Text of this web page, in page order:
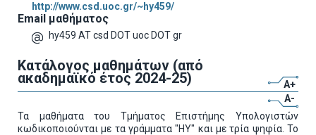
http://www.csd.uoc.gr/~hy459/
Email μαθήματος
hy459 AT csd DOT uoc DOT gr
Κατάλογος μαθημάτων (από
ακαδημαϊκό έτος 2024-25)
A+
A-
Τα μαθήματα του Τμήματος Επιστήμης Υπολογιστών
κωδικοποιούνται με τα γράμματα "ΗΥ" και με τρία ψηφία. Το